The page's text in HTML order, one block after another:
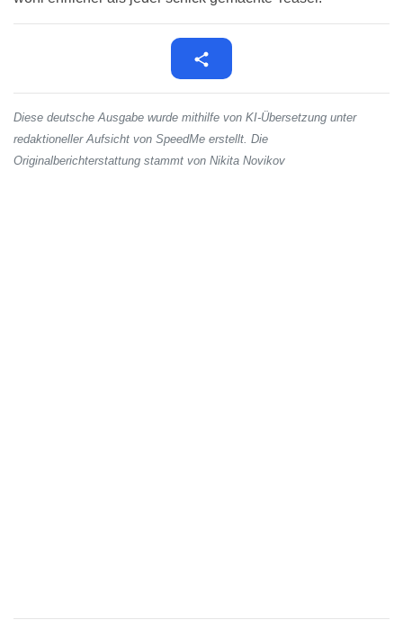
Diese deutsche Ausgabe wurde mithilfe von KI-Übersetzung unter
redaktioneller Aufsicht von SpeedMe erstellt. Die
Originalberichterstattung stammt von Nikita Novikov